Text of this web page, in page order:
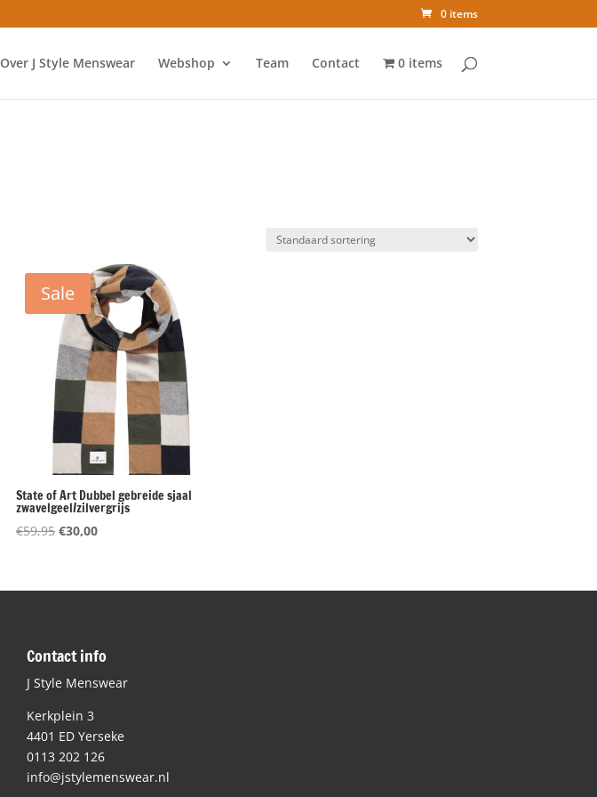
0 items
Over J Style Menswear Webshop Team Contact 0 items
Sale
State of Art Dubbel gebreide sjaal
zwavelgeel/zilvergrijs
€59,95Oorspronkelijke
€59,95.
€30,00Huidige
€30,00.
Contact info
J Style Menswear
Kerkplein 3
4401 ED Yerseke
0113 202 126
info@jstylemenswear.nl